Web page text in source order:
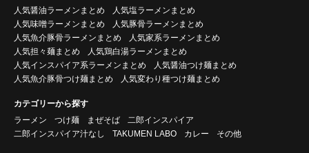
人気醤油ラーメンまとめ
人気塩ラーメンまとめ
人気味噌ラーメンまとめ
人気豚骨ラーメンまとめ
人気魚介豚骨ラーメンまとめ
人気家系ラーメンまとめ
人気担々麺まとめ
人気鶏白湯ラーメンまとめ
人気インスパイア系ラーメンまとめ
人気醤油つけ麺まとめ
人気魚介豚骨つけ麺まとめ
人気変わり種つけ麺まとめ
カテゴリーから探す
ラーメン
つけ麺 まぜそば
二郎インスパイア
二郎インスパイア汁なし
TAKUMEN LABO カレー その他